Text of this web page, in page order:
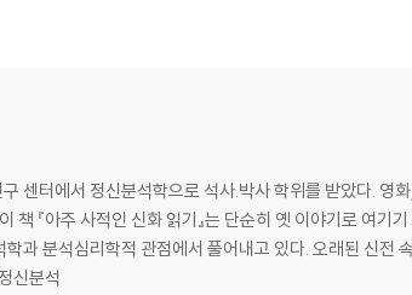
센터에서 정신분석학으로 석사.박사 학위를 받았다. 영
『아주 사적인 신화 읽기』는 단순히 옛 이야기로 여기
과 분석심리학적 관점에서 풀어내고 있다. 오래된 신전
신분석